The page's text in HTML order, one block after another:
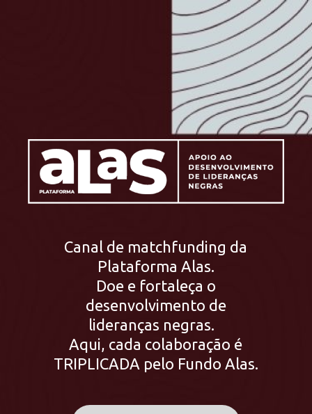
Canal de matchfunding da
Plataforma Alas.
Doe e fortaleça o
desenvolvimento de
lideranças negras.
Aqui, cada colaboração é
TRIPLICADA pelo Fundo Alas.